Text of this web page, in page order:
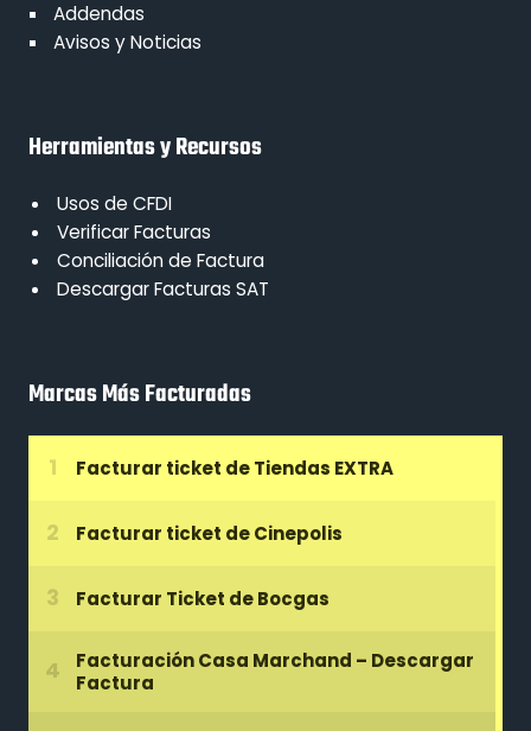
Addendas
Avisos y Noticias
Herramientas y Recursos
Usos de CFDI
Verificar Facturas
Conciliación de Factura
Descargar Facturas SAT
Marcas Más Facturadas